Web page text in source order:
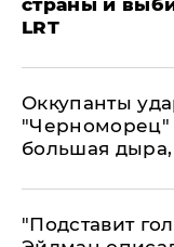
страны и
LRT
Оккупанты
"Черноморец"
большая
​"Подставит